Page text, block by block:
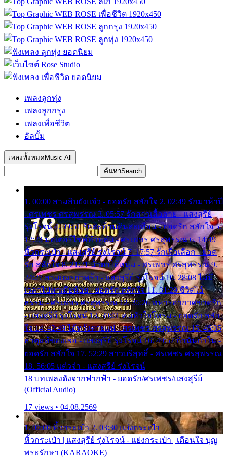
เพลงลูกทุ่ง
เพลงลูกกรุง
เพลงเพื่อชีวิต
อัลบั้ม
เพลงทั้งหมด Music All
ค้นหาSearch
1. 00:00 สามสิบยังแจ๋ว - ยอดรัก สลักใจ 2. 02:49 รักมาห้าปี
- ศรเพชร ศรสุพรรณ 3. 05:57 รักสาวเสื้อลาย - แสงสุรีย์
รุ่งโรจน์ 4. 09:51 รักสะท้านดินสะเทือน - ยอดรัก สลักใจ 5.
12:23 มอเตอร์ไซค์ทำหล่น - ศรเพชร ศรสุพรรณ 6. 14:49
หิ้วกระเป๋า - แสงสุรีย์ รุ่งโรจน์ 7. 17:57 รักเผื่อเลือก - ยอด
รัก สลักใจ 8. 21:21 น้ำตาไอ้หนุ่ม - ศรเพชร ศรสุพรรณ 9.
24:27 สามเณรกำพร้า - แสงสุรีย์ รุ่งโรจน์ 10. 28:08 ไม่มี
เวลาไปหาเมียน้อย - ยอดรัก สลักใจ 11. 31:29 ชีวิตไอ้
ธรรม - ศรเพชร ศรสุพรรณ 12. 35:26 ทหารอากาศขาดรัก
- แสงสุรีย์ รุ่งโรจน์ 13. 39:01 คนหัวใจโทรม - ยอดรัก สลัก
ใจ 14. 42:49 ไอ้หวังตายแน่ - ศรเพชร ศรสุพรรณ 15. 46:35
ธาตุแท้ของเธอ - แสงสุรีย์ รุ่งโรจน์ 16. 49:57 กำนันกำใน -
ยอดรัก สลักใจ 17. 52:29 สาวบริสุทธิ์ - ศรเพชร ศรสุพรรณ
18. 56:05 แต๋วจ๋า - แสงสุรีย์ รุ่งโรจน์
18 บทเพลงดังจากฟากฟ้า - ยอดรัก/ศรเพชร/แสงสุรีย์
(Official Audio)
17 views • 04.08.2569
1. 00:00 หิ้วกระเป๋า 2. 03:30 แย่งกระเป๋า
หิ้วกระเป๋า | แสงสุรีย์ รุ่งโรจน์ - แย่งกระเป๋า | เตือนใจ บุญ
พระรักษา (KARAOKE)